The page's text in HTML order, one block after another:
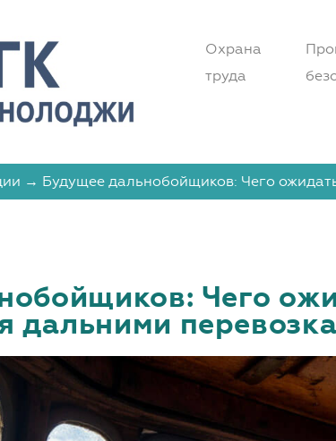
Охрана
труда
→ Будущее дальнобойщиков: Чего
Чего
дальними